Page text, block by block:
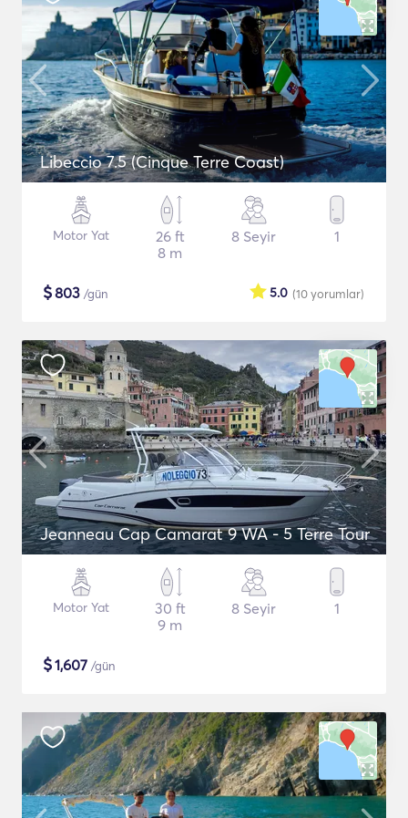
Libeccio 7.5 (Cinque Terre Coast)
Motor Yat
26 ft
8 m
8 Seyir 1
$803 /gün (10yorumlar)
5.0
Jeanneau Cap Camarat 9 WA - 5 Terre Tour
Motor Yat
30 ft
9 m
8 Seyir 1
$1,607 /gün